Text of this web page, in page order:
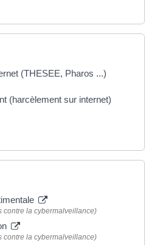
(THESEE, Pharos ...)
(harcèlement sur internet)
contre la cybermalveillance)
contre la cybermalveillance)